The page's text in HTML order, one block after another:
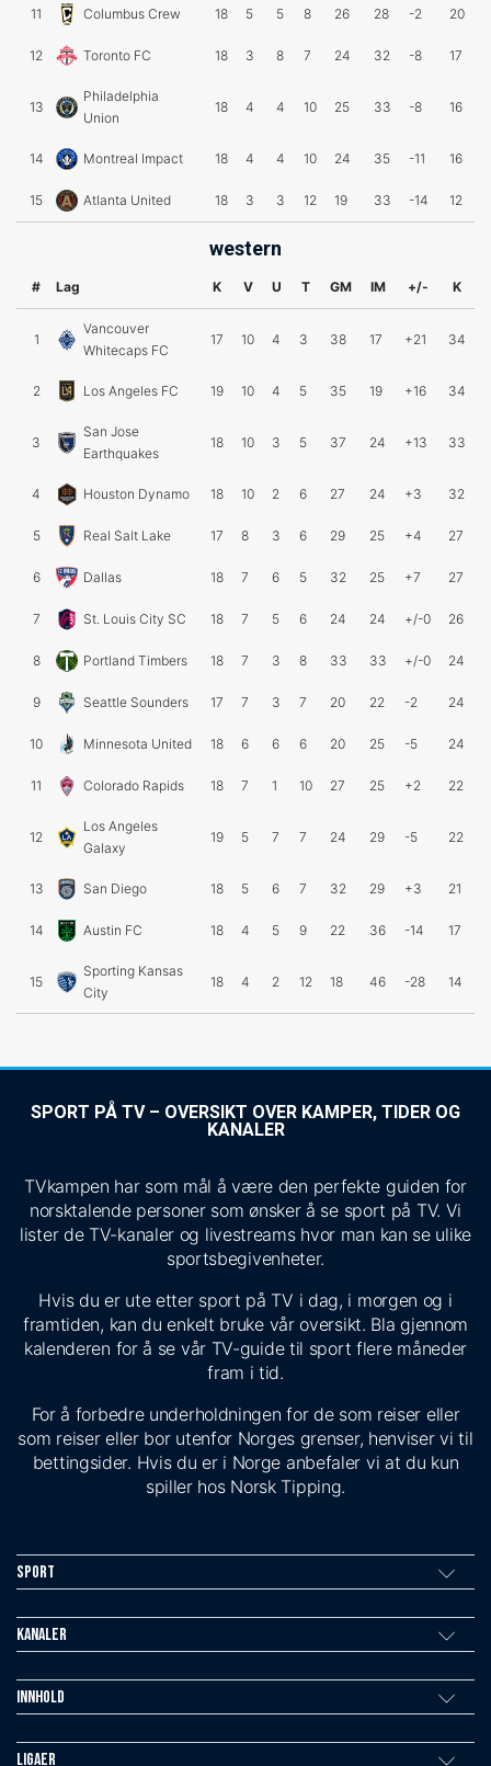
11 Columbus Crew 18 5 5 8 26 28 -2 20
12 Toronto FC 18 3 8 7 24 32 -8 17
13
Philadelphia
Union
18 4 4 10 25 33 -8 16
14 Montreal Impact 18 4 4 10 24 35 -11 16
15 Atlanta United 18 3 3 12 19 33 -14 12
western
# Lag K V U T GM IM +/- K
1
Vancouver
Whitecaps FC
17 10 4 3 38 17 +21 34
2 Los Angeles FC 19 10 4 5 35 19 +16 34
3
San Jose
Earthquakes
18 10 3 5 37 24 +13 33
4 Houston Dynamo 18 10 2 6 27 24 +3 32
5 Real Salt Lake 17 8 3 6 29 25 +4 27
6 Dallas 18 7 6 5 32 25 +7 27
7 St. Louis City SC 18 7 5 6 24 24 +/-0 26
8 Portland Timbers 18 7 3 8 33 33 +/-0 24
9 Seattle Sounders 17 7 3 7 20 22 -2 24
10 Minnesota United 18 6 6 6 20 25 -5 24
11 Colorado Rapids 18 7 1 10 27 25 +2 22
12
Los Angeles
Galaxy
19 5 7 7 24 29 -5 22
13 San Diego 18 5 6 7 32 29 +3 21
14 Austin FC 18 4 5 9 22 36 -14 17
15
Sporting Kansas
City
18 4 2 12 18 46 -28 14
SPORT PÅ TV – OVERSIKT OVER KAMPER, TIDER OG
KANALER
TVkampen har som mål å være den perfekte guiden for
norsktalende personer som ønsker å se sport på TV. Vi
lister de TV-kanaler og livestreams hvor man kan se ulike
sportsbegivenheter.
Hvis du er ute etter sport på TV i dag, i morgen og i
framtiden, kan du enkelt bruke vår oversikt. Bla gjennom
kalenderen for å se vår TV-guide til sport flere måneder
fram i tid.
For å forbedre underholdningen for de som reiser eller
som reiser eller bor utenfor Norges grenser, henviser vi til
bettingsider. Hvis du er i Norge anbefaler vi at du kun
spiller hos Norsk Tipping.
Sport
Kanaler
Innhold
Ligaer